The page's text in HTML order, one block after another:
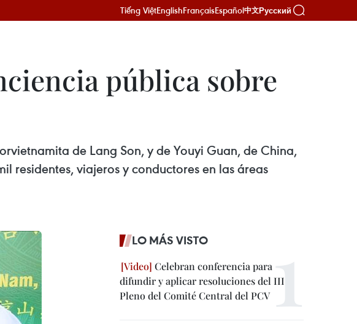
Tiếng ViệtEnglishFrançaisEspañol中文Русский
pública sobre
de Lang Son, y de Youyi Guan, de China,
residentes, viajeros y conductores en las áreas
LO MÁS VISTO
Celebran conferencia para
difundir y aplicar resoluciones del III
Pleno del Comité Central del PCV